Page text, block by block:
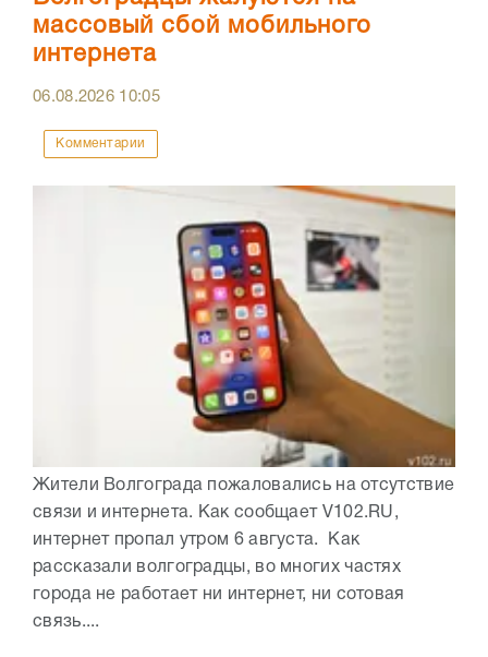
массовый сбой мобильного
интернета
06.08.2026 10:05
Комментарии
Жители Волгограда пожаловались на отсутствие
связи и интернета. Как сообщает V102.RU,
интернет пропал утром 6 августа. Как
рассказали волгоградцы, во многих частях
города не работает ни интернет, ни сотовая
связь....